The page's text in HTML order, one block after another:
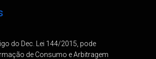
do Dec. Lei 144/2015, pode
de Consumo e Arbitragem